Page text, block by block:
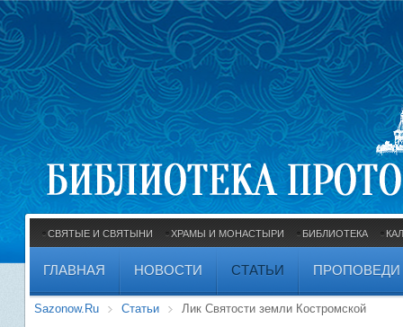
СВЯТЫЕ И СВЯТЫНИ ХРАМЫ И МОНАСТЫРИ БИБЛИОТЕКА
ГЛАВНАЯ НОВОСТИ СТАТЬИ ПРОПОВЕДИ
Sazonow.Ru Статьи Лик Святости земли Костромской